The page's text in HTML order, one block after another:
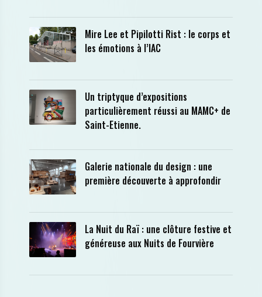
Mire Lee et Pipilotti Rist : le corps et
les émotions à l’IAC
Un triptyque d’expositions
particulièrement réussi au MAMC+ de
Saint-Etienne.
Galerie nationale du design : une
première découverte à approfondir
La Nuit du Raï : une clôture festive et
généreuse aux Nuits de Fourvière